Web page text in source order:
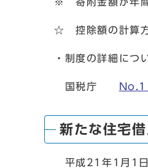
☆ 控除額の計算方
・制度の詳細につ
国税庁
新たな住宅
平成21年1月1日